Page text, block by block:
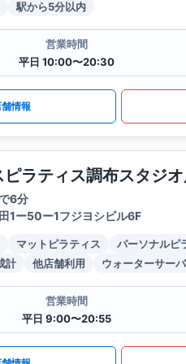
駅から5分以内
営業時間
平日 10:00〜20:30
舗情報
ラティス調布スタジ
6分
1ー50ー1フジヨシビル6F
マットピラティス
パーソナルピ
計 他店舗利用 ウォーターサー
営業時間
平日 9:00〜20:55